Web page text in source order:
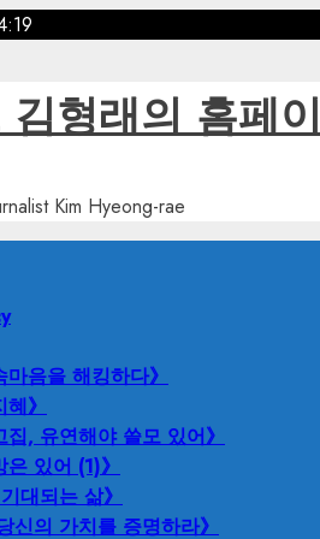
김형래의 홈페
Kim Hyeong-rae
마음을 해킹하다》
》
집, 유연해야 쓸모 있어》
은 있어 (1)》
대되는 삶》
신의 가치를 증명하라》